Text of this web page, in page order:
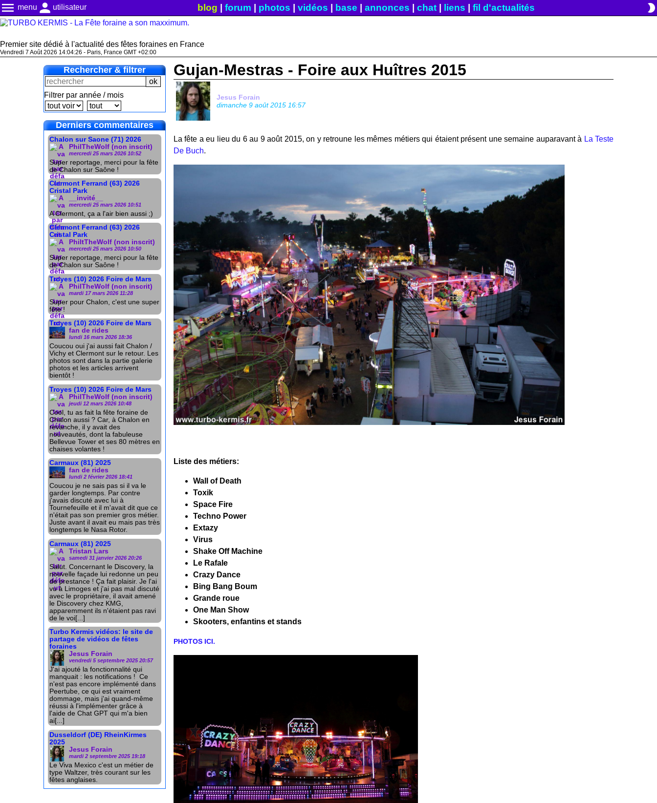
menu menu person utilisateur blog forum photos vidéos base annonces chat| liens fil d'actualités brightness_2
Premier site dédié à l'actualité des fêtes foraines en France
Vendredi 7 Août 2026 14:04:27 - Paris, France GMT +02:00
Rechercher & filtrer
Filtrer par année / mois
Derniers commentaires
Chalon sur Saone (71) 2026
PhilTheWolf (non inscrit)
mercredi 25 mars 2026 10:52
Super reportage, merci pour la fête
de Chalon sur Saône !
Clermont Ferrand (63) 2026
Cristal Park
__invité__
mercredi 25 mars 2026 10:51
A Clermont, ça a l'air bien aussi ;)
Clermont Ferrand (63) 2026
Cristal Park
PhiltTheWolf (non inscrit)
mercredi 25 mars 2026 10:50
Super reportage, merci pour la fête
de Chalon sur Saône !
Troyes (10) 2026 Foire de Mars
PhilTheWolf (non inscrit)
mardi 17 mars 2026 11:28
Super pour Chalon, c'est une super
fête !
Troyes (10) 2026 Foire de Mars
fan de rides
lundi 16 mars 2026 18:36
Coucou oui j'ai aussi fait Chalon /
Vichy et Clermont sur le retour. Les
photos sont dans la partie galerie
photos et les articles arrivent
bientôt !
Troyes (10) 2026 Foire de Mars
PhilTheWolf (non inscrit)
jeudi 12 mars 2026 10:48
Cool, tu as fait la fête foraine de
Chalon aussi ? Car, à Chalon en
revanche, il y avait des
nouveautés, dont la fabuleuse
Bellevue Tower et ses 80 mètres en
chaises volantes !
Carmaux (81) 2025
fan de rides
lundi 2 février 2026 18:41
Coucou je ne sais pas si il va le
garder longtemps. Par contre
j'avais discuté avec lui à
Tournefeuille et il m'avait dit que ce
n'était pas son premier gros métier.
Juste avant il avait eu mais pas très
longtemps le Nasa Rotor.
Carmaux (81) 2025
Tristan Lars
samedi 31 janvier 2026 20:26
Salut. Concernant le Discovery, la
nouvelle façade lui redonne un peu
de prestance ! Ça fait plaisir. Je l'ai
vu à Limoges et j'ai pas mal discuté
avec le propriétaire, il avait amené
le Discovery chez KMG,
apparemment ils n'étaient pas ravi
de le voi[...]
Turbo Kermis vidéos: le site de
partage de vidéos de fêtes
foraines
Jesus Forain
vendredi 5 septembre 2025 20:57
J'ai ajouté la fonctionnalité qui
manquait : les notifications ! Ce
n'est pas encore implémenté dans
Peertube, ce qui est vraiment
dommage, mais j'ai quand-même
réussi à l'implémenter grâce à
l'aide de Chat GPT qui m'a bien
ai[...]
Dusseldorf (DE) RheinKirmes
2025
Jesus Forain
mardi 2 septembre 2025 19:18
Le Viva Mexico c'est un métier de
type Waltzer, très courant sur les
fêtes anglaises.
Gujan-Mestras - Foire aux Huîtres 2015
Jesus Forain
dimanche 9 août 2015 16:57
La fête a eu lieu du 6 au 9 août 2015, on y retroune les mêmes métiers qui étaient présent une semaine auparavant à La Teste
De Buch.
Liste des métiers:
Wall of Death
Toxik
Space Fire
Techno Power
Extazy
Virus
Shake Off Machine
Le Rafale
Crazy Dance
Bing Bang Boum
Grande roue
One Man Show
Skooters, enfantins et stands
PHOTOS ICI.